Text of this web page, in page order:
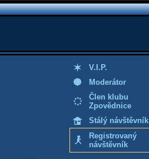
V.I.P.
Moderátor
Člen klubu
Zpovědnice
Stálý návštěvník
Registrovaný
návštěvník